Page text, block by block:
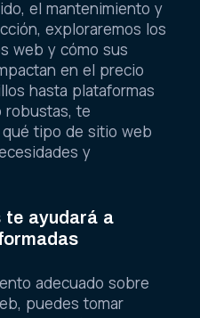
el mantenimiento y
exploraremos los
web y cómo sus
en el precio
hasta plataformas
robustas, te
tipo de sitio web
y
te ayudará a
adecuado sobre
puedes tomar